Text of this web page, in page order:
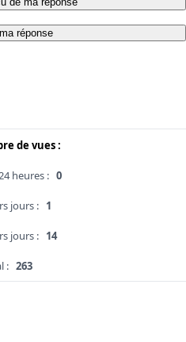
réponse
de vues :
heures : 0
jours : 1
jours : 14
: 263